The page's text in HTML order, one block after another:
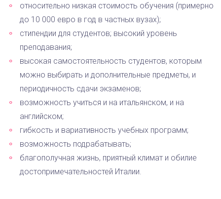
относительно низкая стоимость обучения (примерно
до 10 000 евро в год в частных вузах);
стипендии для студентов; высокий уровень
преподавания;
высокая самостоятельность студентов, которым
можно выбирать и дополнительные предметы, и
периодичность сдачи экзаменов;
возможность учиться и на итальянском, и на
английском;
гибкость и вариативность учебных программ;
возможность подрабатывать;
благополучная жизнь, приятный климат и обилие
достопримечательностей Италии.